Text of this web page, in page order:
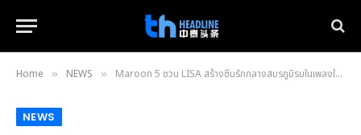
Home » NEWS » Maroon 5 ชวน LISA สร้างซีนรักกลางสมรภูมิรบในเพลงใหม่ “Priceless” งานคอลแลปส์สุดปังแห่งปีที่ทั่วโลกรอคอย
NEWS